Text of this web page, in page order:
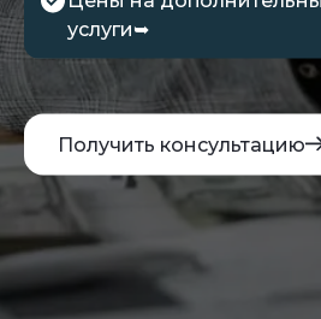
услуги➥
Получить консультацию